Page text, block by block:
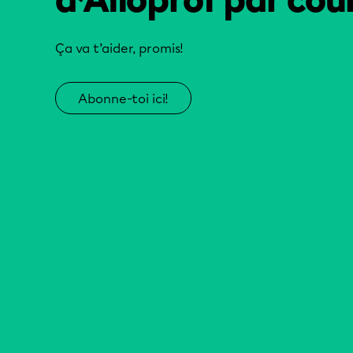
Ça va t’aider, promis!
Abonne-toi ici!